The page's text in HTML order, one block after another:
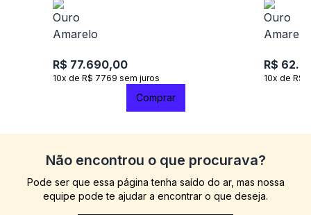
R$ 77.690,00
10x de R$ 7769 sem juros
R$
10x de R$
Comprar
Não encontrou o que procurava?
Pode ser que essa página tenha saído do ar, mas nossa
equipe pode te ajudar a encontrar o que deseja.